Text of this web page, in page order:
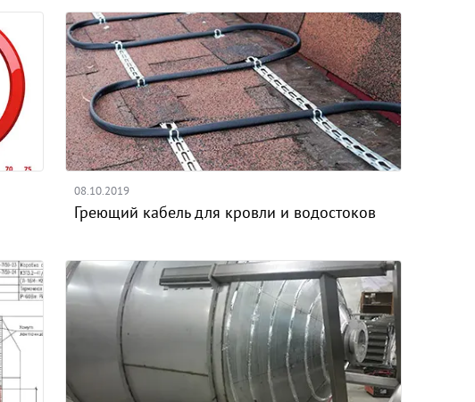
08.10.2019
Греющий кабель для кровли и водостоков